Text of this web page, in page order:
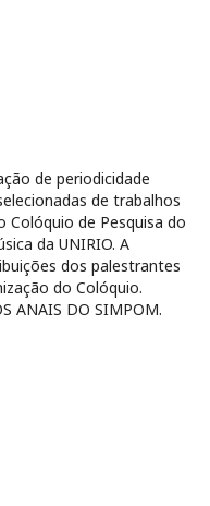
de periodicidade
de trabalhos
Colóquio de Pesquisa do
da UNIRIO. A
dos palestrantes
do Colóquio.
ANAIS DO SIMPOM.